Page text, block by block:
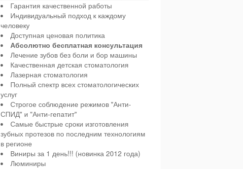
Гарантия качественной работы
Индивидуальный подход к каждому
человеку
Доступная ценовая политика
Абсолютно бесплатная консультация
Лечение зубов без боли и бор машины
Качественная детская стоматология
Лазерная стоматология
Полный спектр всех стоматологических
услуг
Строгое соблюдение режимов "Анти-
СПИД" и "Анти-гепатит"
Самые быстрые сроки изготовления
зубных протезов по последним технологиям
в регионе
Виниры за 1 день!!! (новинка 2012 года)
Люминиры